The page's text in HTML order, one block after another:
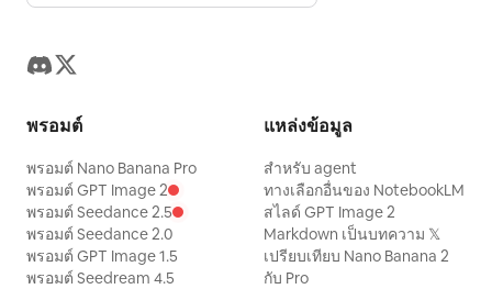
พรอมต์
พรอมต์ Nano Banana Pro
พรอมต์ GPT Image 2
พรอมต์ Seedance 2.5
พรอมต์ Seedance 2.0
พรอมต์ GPT Image 1.5
พรอมต์ Seedream 4.5
แหล่งข้อมูล
สำหรับ agent
ทางเลือกอื่นของ NotebookLM
สไลด์ GPT Image 2
Markdown เป็นบทความ 𝕏
เปรียบเทียบ Nano Banana 2
กับ Pro